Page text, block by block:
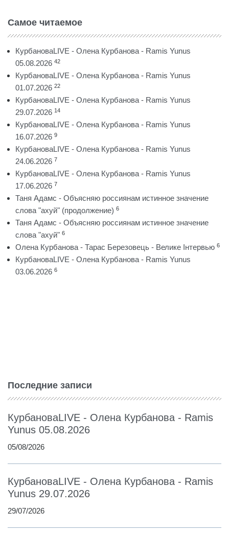
Самое читаемое
КурбановаLIVE - Олена Курбанова - Ramis Yunus
05.08.2026 42
КурбановаLIVE - Олена Курбанова - Ramis Yunus
01.07.2026 22
КурбановаLIVE - Олена Курбанова - Ramis Yunus
29.07.2026 14
КурбановаLIVE - Олена Курбанова - Ramis Yunus
16.07.2026 9
КурбановаLIVE - Олена Курбанова - Ramis Yunus
24.06.2026 7
КурбановаLIVE - Олена Курбанова - Ramis Yunus
17.06.2026 7
Таня Адамс - Объясняю россиянам истинное значение
слова "ахуй" (продолжение) 6
Таня Адамс - Объясняю россиянам истинное значение
слова "ахуй" 6
Олена Курбанова - Тарас Березовець - Велике Інтервью 6
КурбановаLIVE - Олена Курбанова - Ramis Yunus
03.06.2026 6
Последние записи
КурбановаLIVE - Олена Курбанова - Ramis
Yunus 05.08.2026
05/08/2026
КурбановаLIVE - Олена Курбанова - Ramis
Yunus 29.07.2026
29/07/2026